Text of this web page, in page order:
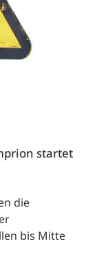
startet
die
bis Mitte